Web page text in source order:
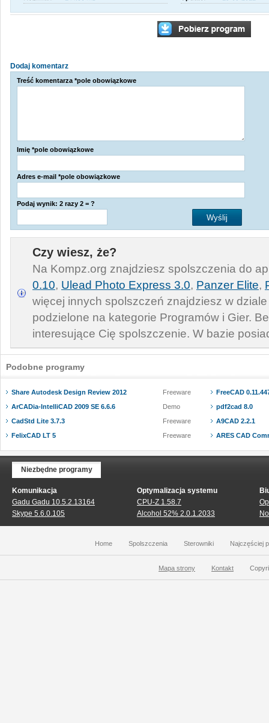
Dodaj komentarz
Treść komentarza *pole obowiązkowe
Imię *pole obowiązkowe
Adres e-mail *pole obowiązkowe
Podaj wynik: 2 razy 2 = ?
Czy wiesz, że?
Na Kompz.org znajdziesz spolszczenia do
0.10, Ulead Photo Express 3.0, Panzer Elite,
więcej innych spolszczeń znajdziesz w
podzielone na kategorie Programów i Gier.
interesujące Cię spolszczenie. W bazie
Podobne programy
Share Autodesk Design Review 2012
Freeware
ArCADia-IntelliCAD 2009 SE 6.6.6
Demo
CadStd Lite 3.7.3
Freeware
FelixCAD LT 5
Freeware
FreeCAD
pdf2cad 8.0
A9CAD 2.2.1
ARES CAD
Niezbędne programy
Komunikacja
Gadu Gadu 10.5.2.13164
Skype 5.6.0.105
Optymalizacja systemu
CPU-Z 1.58.7
Alcohol 52% 2.0.1.2033
Home Spolszczenia Sterowniki Najczęściej
Mapa strony Kontakt